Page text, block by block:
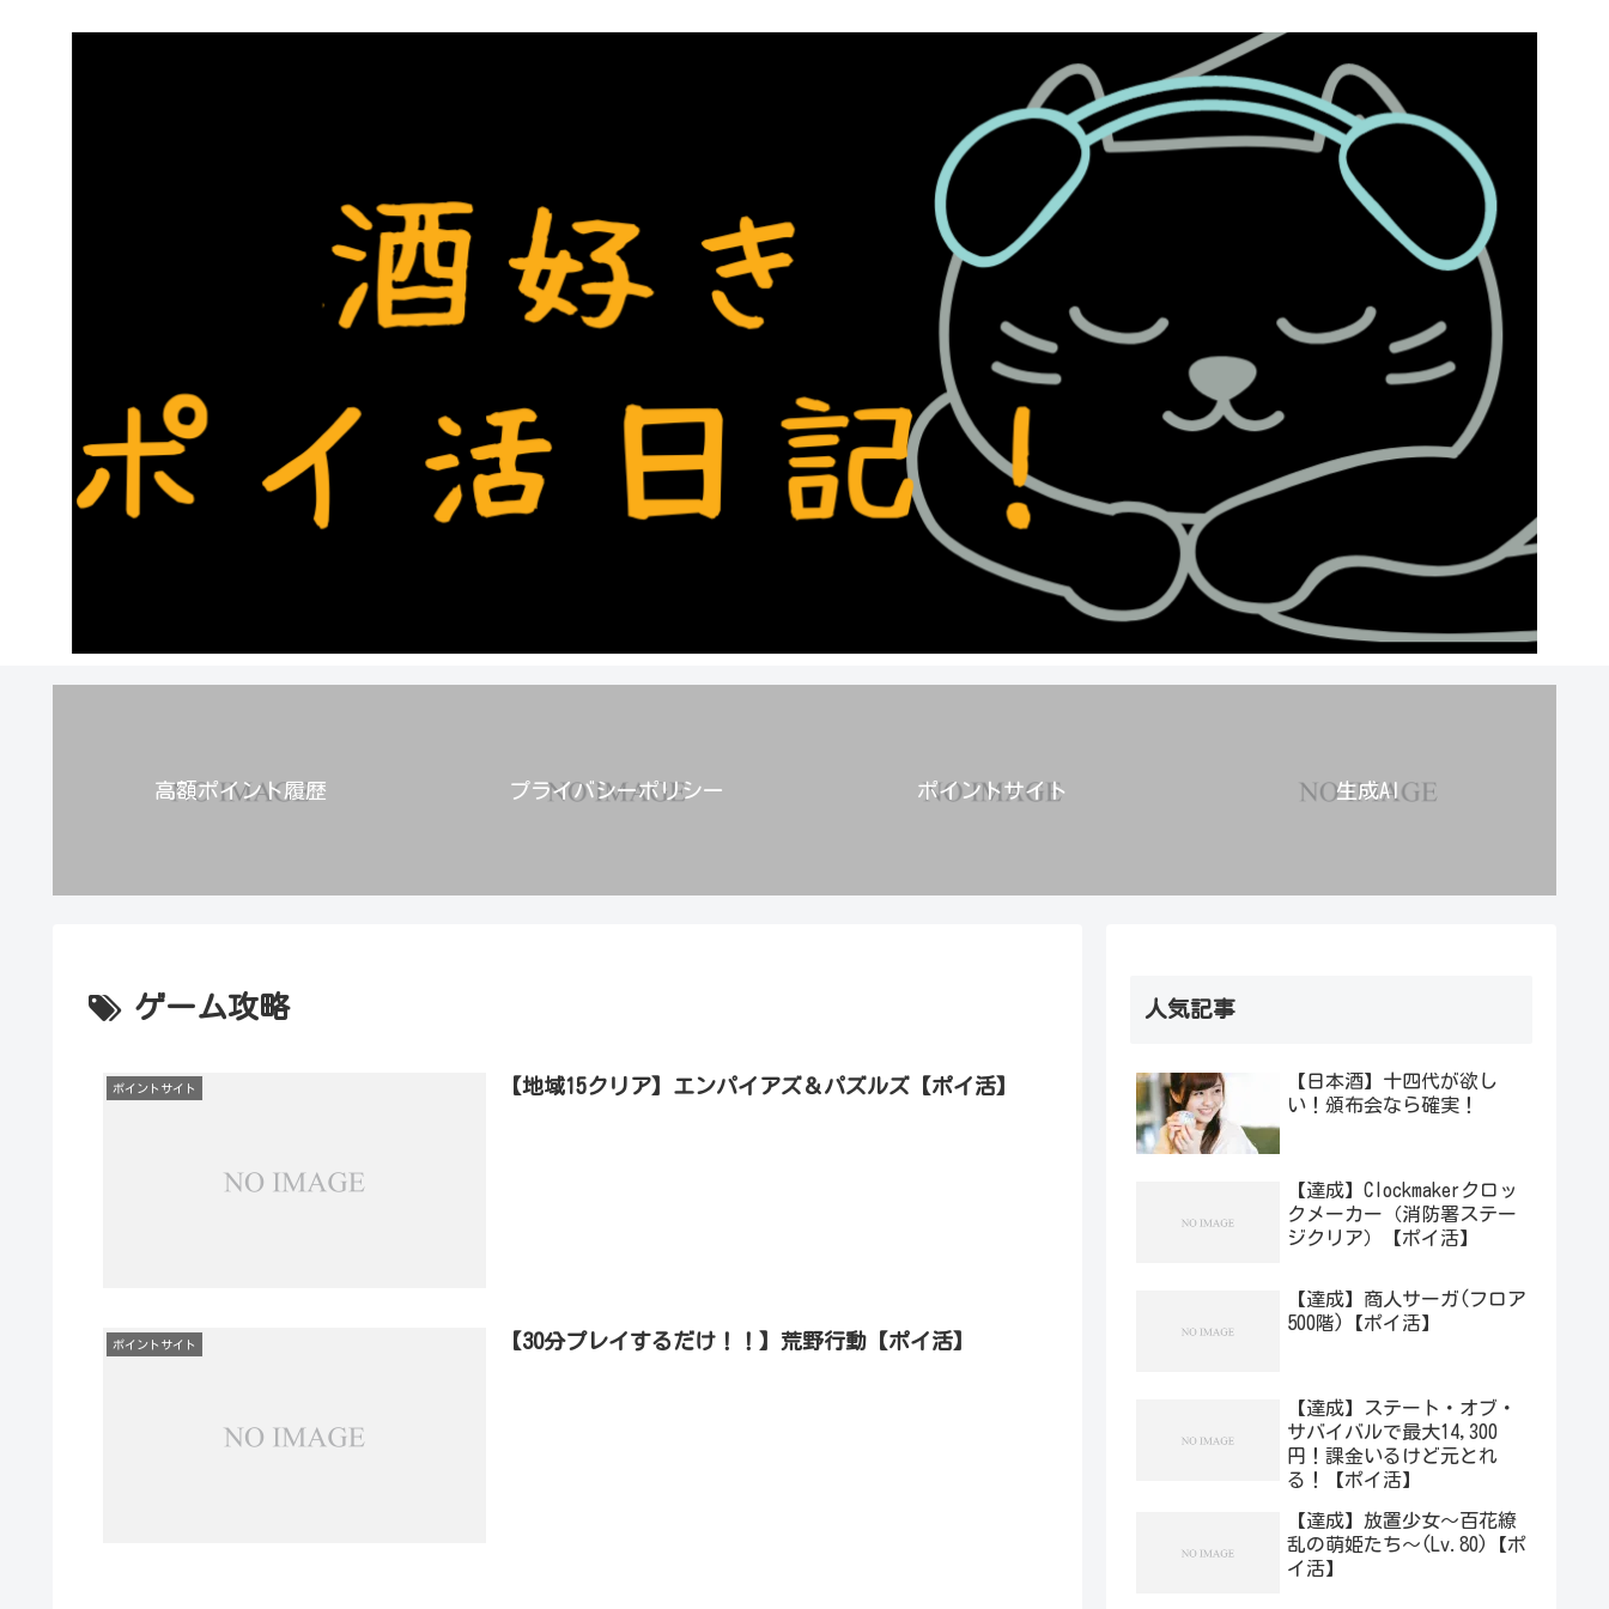
高額ポイント履歴 プライバシーポリシー ポイントサイト 生成AI
ゲーム攻略
ポイントサイト 【地域15クリア】エンパイアズ＆パズルズ【ポイ活】
ポイントサイト 【30分プレイするだけ！！】荒野行動【ポイ活】
人気記事
【日本酒】十四代が欲し
い！頒布会なら確実！
【達成】Clockmakerクロッ
クメーカー（消防署ステー
ジクリア）【ポイ活】
【達成】商人サーガ(フロア
500階)【ポイ活】
【達成】ステート・オブ・
サバイバルで最大14,300
円！課金いるけど元とれ
る！【ポイ活】
【達成】放置少女〜百花繚
乱の萌姫たち〜(Lv.80)【ポ
イ活】